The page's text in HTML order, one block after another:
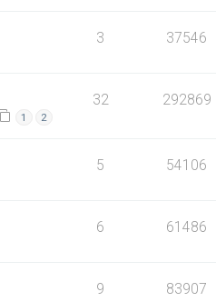
3 37546
1 2
32 292869
5 54106
6 61486
9 83907